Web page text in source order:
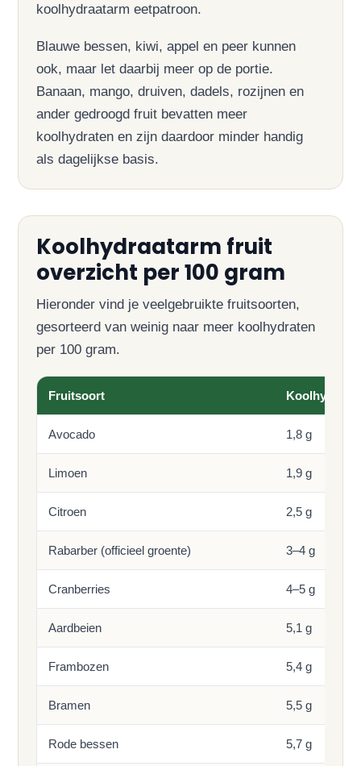
koolhydraatarm eetpatroon.
Blauwe bessen, kiwi, appel en peer kunnen
ook, maar let daarbij meer op de portie.
Banaan, mango, druiven, dadels, rozijnen en
ander gedroogd fruit bevatten meer
koolhydraten en zijn daardoor minder handig
als dagelijkse basis.
Koolhydraatarm fruit
overzicht per 100 gram
Hieronder vind je veelgebruikte fruitsoorten,
gesorteerd van weinig naar meer koolhydraten
per 100 gram.
Fruitsoort
Avocado 1,8 g
Limoen 1,9 g
Citroen 2,5 g
Rabarber (officieel groente) 3–4 g
Cranberries 4–5 g
Aardbeien 5,1 g
Frambozen 5,4 g
Bramen 5,5 g
Rode bessen 5,7 g